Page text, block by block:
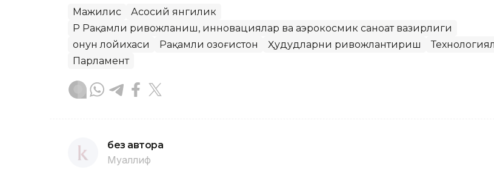
Мажилис
Асосий янгилик
ҚР Рақамли ривожланиш, инновациялар ва аэрокосмик саноат вазирлиги
Қонун лойихаси
Рақамли Қозоғистон Ҳудудларни ривожлантириш
Парламент
без автора
Муаллиф